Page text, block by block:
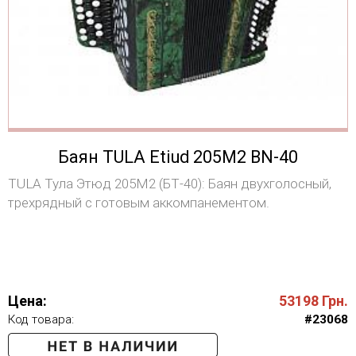
Баян TULA Etiud 205M2 BN-40
ТULA Тула Этюд 205М2 (БТ-40): Баян двухголосный,
трехрядный с готовым аккомпанементом.
Цена: 53198 Грн.
Код товара: #23068